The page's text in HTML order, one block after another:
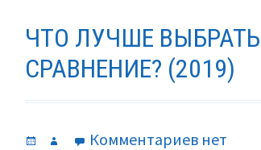
ЧТО ЛУЧШЕ ВЫБРАТЬ
СРАВНЕНИЕ? (2019)
Опубликовано
Автор Комментариевкнет